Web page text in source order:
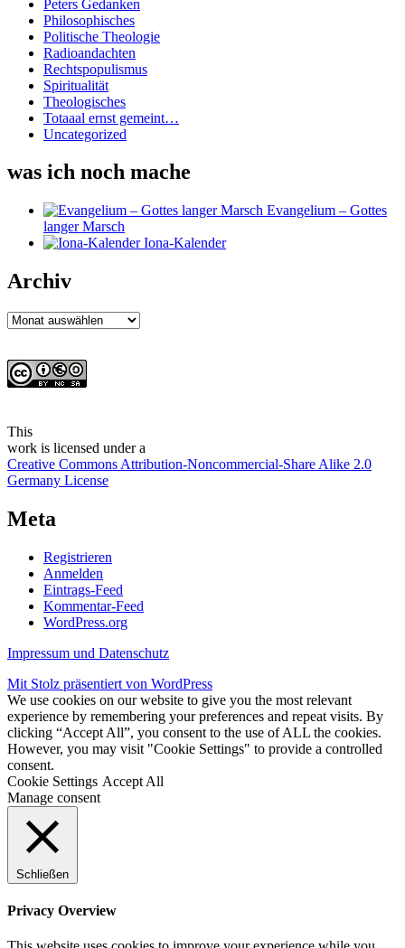
Peters Gedanken
Philosophisches
Politische Theologie
Radioandachten
Rechtspopulismus
Spiritualität
Theologisches
Totaaal ernst gemeint…
Uncategorized
was ich noch mache
Evangelium – Gottes
langer Marsch
Iona-Kalender
Archiv
Archiv
This
work is licensed under a
Creative Commons Attribution-Noncommercial-Share Alike 2.0
Germany License
Meta
Registrieren
Anmelden
Eintrags-Feed
Kommentar-Feed
WordPress.org
Impressum und Datenschutz
Mit Stolz präsentiert von WordPress
We use cookies on our website to give you the most relevant
experience by remembering your preferences and repeat visits. By
clicking “Accept All”, you consent to the use of ALL the cookies.
However, you may visit "Cookie Settings" to provide a controlled
consent.
Cookie Settings Accept All
Manage consent
Schließen
Privacy Overview